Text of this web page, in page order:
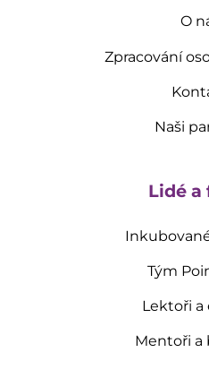
O
Zpracování
Naši
Lidé a
Tým
Lektoři a
Mentoři a